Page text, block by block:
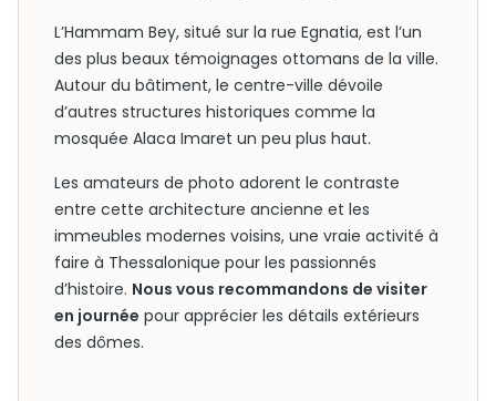
L’Hammam Bey, situé sur la rue Egnatia, est l’un
des plus beaux témoignages ottomans de la ville.
Autour du bâtiment, le centre-ville dévoile
d’autres structures historiques comme la
mosquée Alaca Imaret un peu plus haut.
Les amateurs de photo adorent le contraste
entre cette architecture ancienne et les
immeubles modernes voisins, une vraie activité à
faire à Thessalonique pour les passionnés
d’histoire. Nous vous recommandons de visiter
en journée pour apprécier les détails extérieurs
des dômes.